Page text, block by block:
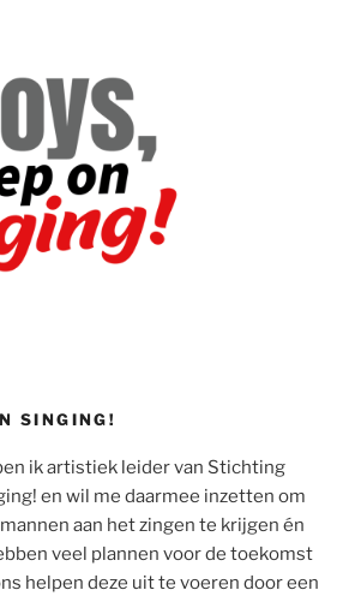
SINGING!
ik artistiek leider van Stichting
en wil me daarmee inzetten om
aan het zingen te krijgen én
veel plannen voor de toekomst
helpen deze uit te voeren door een